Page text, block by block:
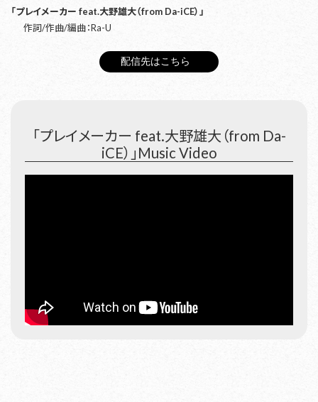
「プレイメーカー feat.大野雄大（from Da-iCE）」
作詞/作曲/編曲：Ra-U
配信先はこちら
「プレイメーカー feat.大野雄大（from Da-
iCE）」Music Video